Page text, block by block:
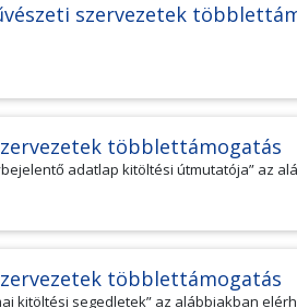
szervezetek
többlettámogatás
adatlap kitöltési útmutatója” az
többlettámogatás
kitöltési segedletek” az alábbiakban